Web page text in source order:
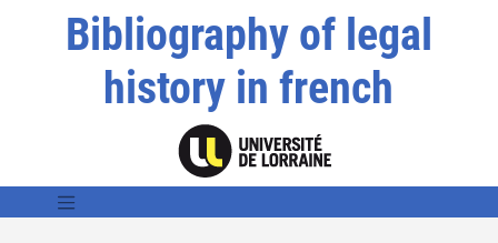
Bibliography of legal
history in french